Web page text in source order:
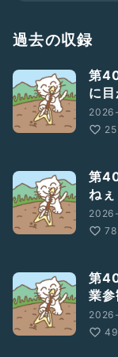
過去の収録
第
に目
第
ねぇ
78
第
業参
49